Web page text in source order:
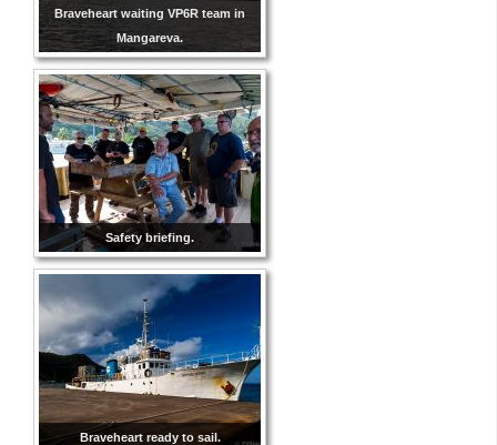
Braveheart waiting VP6R team in
Mangareva.
Safety briefing.
Braveheart ready to sail.